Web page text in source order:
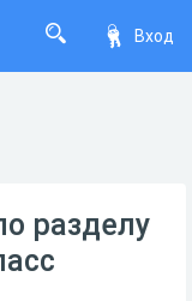
Вход
разделу